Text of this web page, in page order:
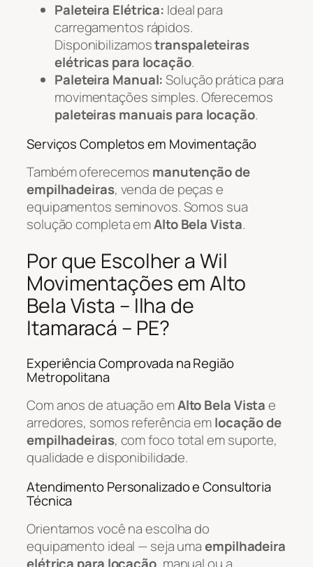
Paleteira Elétrica: Ideal para
carregamentos rápidos.
Disponibilizamostranspaleteiras
elétricas para locação.
Paleteira Manual:Solução prática para
movimentações simples. Oferecemos
paleteiras manuais para locação.
Serviços Completos em Movimentação
Também oferecemos manutenção de
empilhadeiras, venda de peças e
equipamentos seminovos. Somos sua
solução completa emAlto Bela Vista.
Por que Escolher a Wil
Movimentações em Alto
Bela Vista – Ilha de
Itamaracá – PE?
Experiência Comprovada na Região
Metropolitana
Com anos de atuação emAlto Bela Vistae
arredores, somos referência emlocação de
empilhadeiras, com foco total em suporte,
qualidade e disponibilidade.
Atendimento Personalizado e Consultoria
Técnica
Orientamos você na escolha do
equipamento ideal — seja umaempilhadeira